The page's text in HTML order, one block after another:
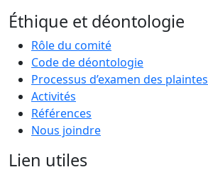
Éthique et déontologie
Rôle du comité
Code de déontologie
Processus d’examen des plaintes
Activités
Références
Nous joindre
Lien utiles